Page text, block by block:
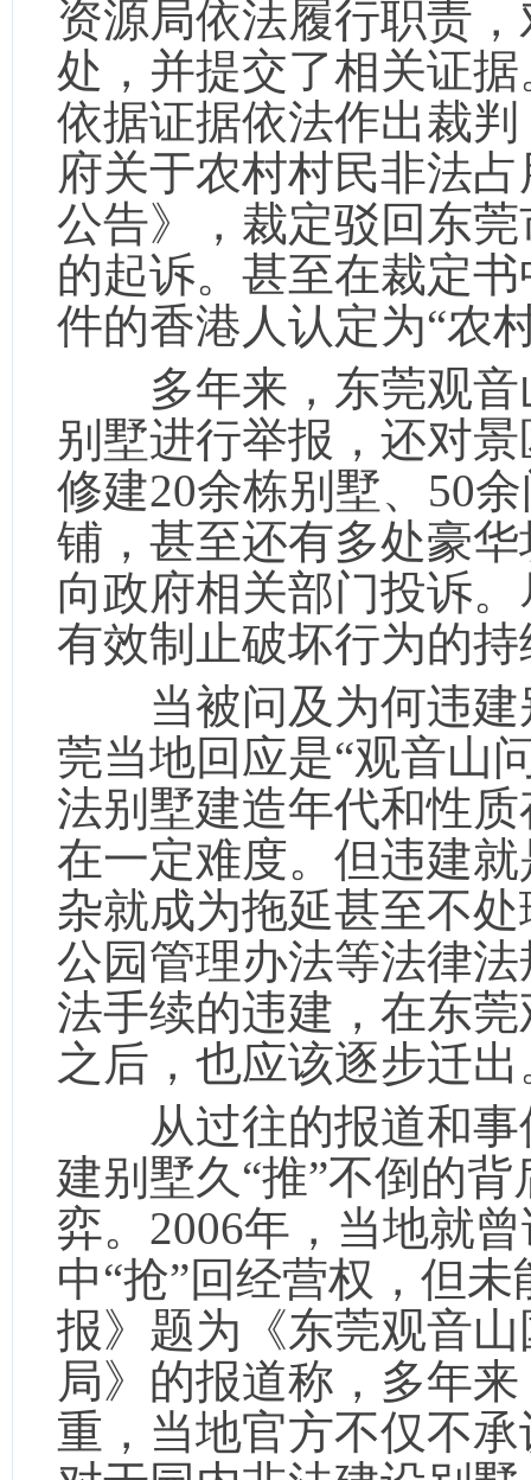
资源局依法履行职责
处，并提交了相关证
依据证据依法作出裁
府关于农村村民非法
公告》，裁定驳回东
的起诉。甚至在裁定
件的香港人认定为“农
多年来，东莞观音
别墅进行举报，还对
修建20余栋别墅、50
铺，甚至还有多处豪
向政府相关部门投诉
有效制止破坏行为的
当被问及为何违建
莞当地回应是“观音山
法别墅建造年代和性
在一定难度。但违建
杂就成为拖延甚至不
公园管理办法等法律
法手续的违建，在东
之后，也应该逐步迁出
从过往的报道和事
建别墅久“推”不倒的
弈。2006年，当地就
中“抢”回经营权，但
报》题为《东莞观音
局》的报道称，多年
重，当地官方不仅不